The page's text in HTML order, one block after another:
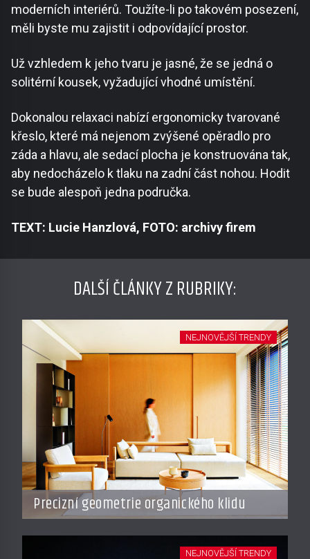
moderních interiérů. Toužíte-li po takovém posezení,
měli byste mu zajistit i odpovídající prostor.
Už vzhledem k jeho tvaru je jasné, že se jedná o
solitérní kousek, vyžadující vhodné umístění.
Dokonalou relaxaci nabízí ergonomicky tvarované
křeslo, které má nejenom zvýšené opěradlo pro
záda a hlavu, ale sedací plocha je konstruována tak,
aby nedocházelo k tlaku na zadní část nohou. Hodit
se bude alespoň jedna područka.
TEXT: Lucie Hanzlová, FOTO: archivy firem
DALŠÍ ČLÁNKY Z RUBRIKY:
Precizní geometrie organického klidu
NEJNOVĚJŠÍ TRENDY
NEJNOVĚJŠÍ TRENDY